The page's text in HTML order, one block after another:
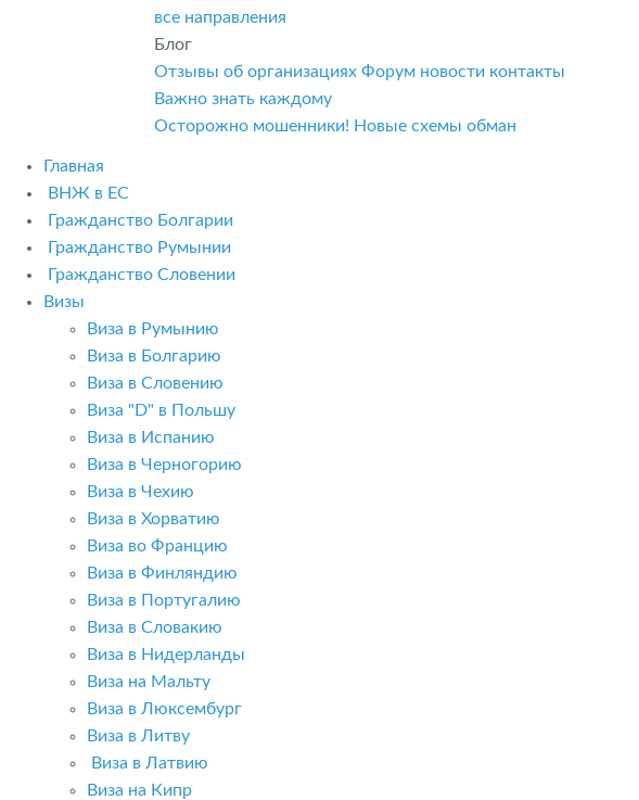
все направления
Блог
Отзывы об организациях Форум новости контакты
Важно знать каждому
Осторожно мошенники! Новые схемы обман
Главная
ВНЖ в ЕС
Гражданство Болгарии
Гражданство Румынии
Гражданство Словении
Визы
Виза в Румынию
Виза в Болгарию
Виза в Словению
Виза "D" в Польшу
Виза в Испанию
Виза в Черногорию
Виза в Чехию
Виза в Хорватию
Виза во Францию
Виза в Финляндию
Виза в Португалию
Виза в Словакию
Виза в Нидерланды
Виза на Мальту
Виза в Люксембург
Виза в Литву
Виза в Латвию
Виза на Кипр